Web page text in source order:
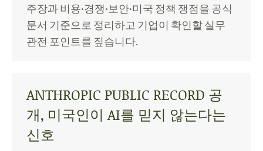
주장과 비용·경쟁·보안·미국 정책 쟁점을 공식
문서 기준으로 정리하고 기업이 확인할 실무
관전 포인트를 짚습니다.
ANTHROPIC PUBLIC RECORD 공
개, 미국인이 AI를 믿지 않는다는
신호